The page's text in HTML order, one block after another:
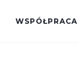
WSPÓŁPRACA